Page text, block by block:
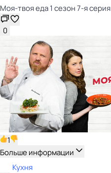
Моя-твоя еда 1 сезон 7-я серия
0
1
Больше информации
Кухня